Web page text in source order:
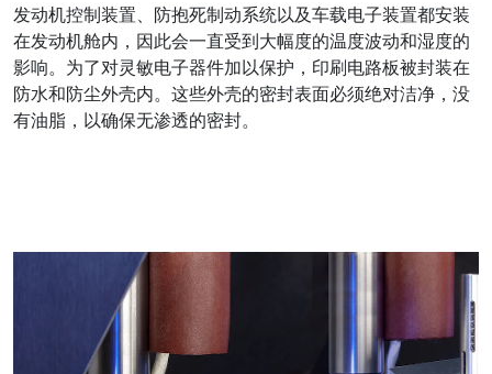
发动机控制装置、防抱死制动系统以及车载电子装置都安装
在发动机舱内，因此会一直受到大幅度的温度波动和湿度的
影响。为了对灵敏电子器件加以保护，印刷电路板被封装在
防水和防尘外壳内。这些外壳的密封表面必须绝对洁净，没
有油脂，以确保无渗透的密封。